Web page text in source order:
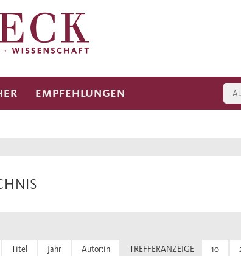
EMPFEHLUNGEN
Titel Jahr Autor:in TREFFERANZEIGE 10